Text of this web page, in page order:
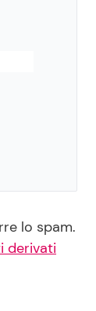
lo spam.
derivati